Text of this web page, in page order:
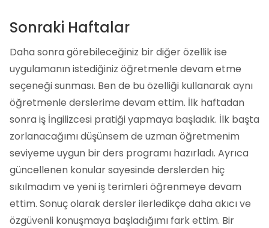
Sonraki Haftalar
Daha sonra görebileceğiniz bir diğer özellik ise
uygulamanın istediğiniz öğretmenle devam etme
seçeneği sunması. Ben de bu özelliği kullanarak aynı
öğretmenle derslerime devam ettim. İlk haftadan
sonra iş İngilizcesi pratiği yapmaya başladık. İlk başta
zorlanacağımı düşünsem de uzman öğretmenim
seviyeme uygun bir ders programı hazırladı. Ayrıca
güncellenen konular sayesinde derslerden hiç
sıkılmadım ve yeni iş terimleri öğrenmeye devam
ettim. Sonuç olarak dersler ilerledikçe daha akıcı ve
özgüvenli konuşmaya başladığımı fark ettim. Bir